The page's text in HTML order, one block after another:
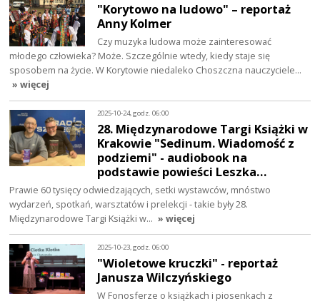
"Korytowo na ludowo" – reportaż
Anny Kolmer
Czy muzyka ludowa może zainteresować
młodego człowieka? Może. Szczególnie wtedy, kiedy staje się
sposobem na życie. W Korytowie niedaleko Choszczna nauczyciele…
» więcej
2025-10-24, godz. 06:00
28. Międzynarodowe Targi Książki w
Krakowie "Sedinum. Wiadomość z
podziemi" - audiobook na
podstawie powieści Leszka…
Prawie 60 tysięcy odwiedzających, setki wystawców, mnóstwo
wydarzeń, spotkań, warsztatów i prelekcji - takie były 28.
Międzynarodowe Targi Książki w… » więcej
2025-10-23, godz. 06:00
"Wioletowe kruczki" - reportaż
Janusza Wilczyńskiego
W Fonosferze o książkach i piosenkach z